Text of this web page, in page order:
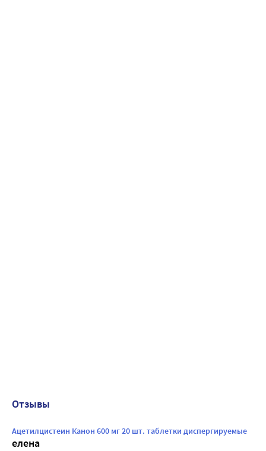
Отзывы
Ацетилцистеин Канон 600 мг 20 шт. таблетки диспергируемые
елена